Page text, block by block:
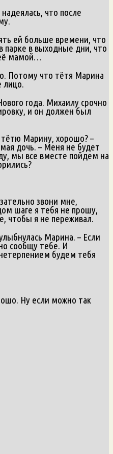
что после
ей больше времени, что
парке в выходные дни, что
её мамой…
Потому что тётя Марина
лицо.
года. Михаилу срочно
и он должен был
Марину, хорошо? –
дочь. – Меня не будет
мы все вместе пойдем на
звони мне,
шаге я тебя не прошу,
чтобы я не переживал.
Марина. – Если
сообщу тебе. И
будем тебя
Ну если можно так